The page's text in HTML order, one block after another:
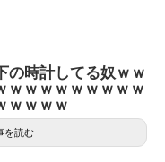
の時計してる奴ｗｗ
ｗｗｗｗｗｗｗｗｗ
ｗｗｗｗ
を読む